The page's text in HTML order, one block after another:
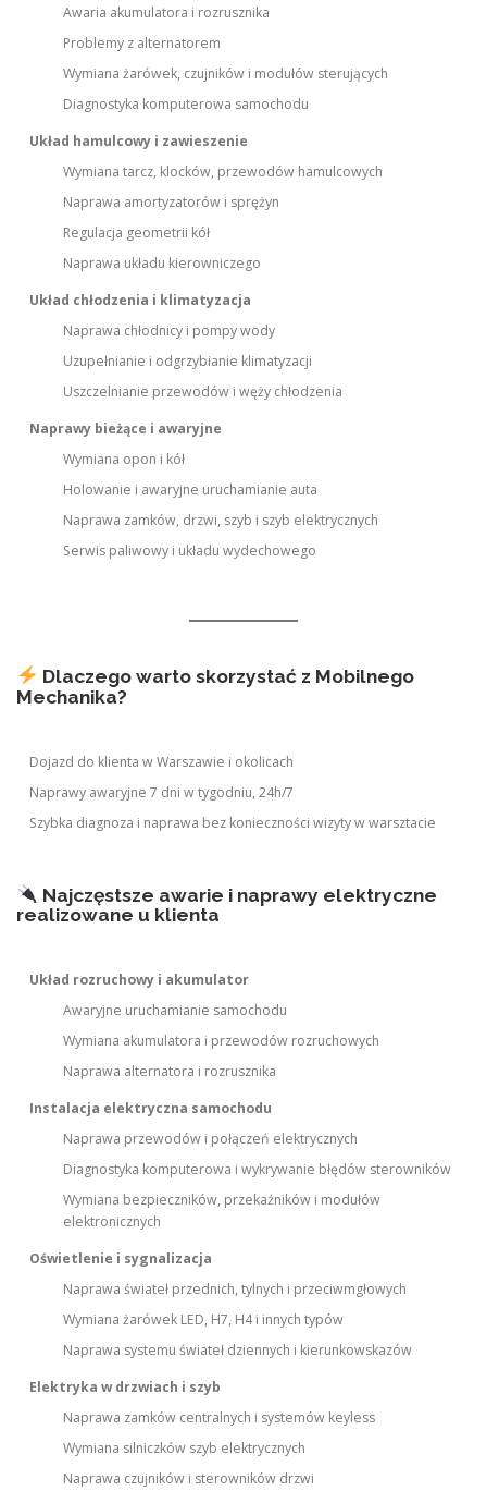
Awaria akumulatora i rozrusznika
Problemy z alternatorem
Wymiana żarówek, czujników i modułów sterujących
Diagnostyka komputerowa samochodu
Układ hamulcowy i zawieszenie
Wymiana tarcz, klocków, przewodów hamulcowych
Naprawa amortyzatorów i sprężyn
Regulacja geometrii kół
Naprawa układu kierowniczego
Układ chłodzenia i klimatyzacja
Naprawa chłodnicy i pompy wody
Uzupełnianie i odgrzybianie klimatyzacji
Uszczelnianie przewodów i węży chłodzenia
Naprawy bieżące i awaryjne
Wymiana opon i kół
Holowanie i awaryjne uruchamianie auta
Naprawa zamków, drzwi, szyb i szyb elektrycznych
Serwis paliwowy i układu wydechowego
Dlaczego warto skorzystać z Mobilnego
Mechanika?
Dojazd do klienta w Warszawie i okolicach
Naprawy awaryjne 7 dni w tygodniu, 24h/7
Szybka diagnoza i naprawa bez konieczności wizyty w warsztacie
Najczęstsze awarie i naprawy elektryczne
realizowane u klienta
Układ rozruchowy i akumulator
Awaryjne uruchamianie samochodu
Wymiana akumulatora i przewodów rozruchowych
Naprawa alternatora i rozrusznika
Instalacja elektryczna samochodu
Naprawa przewodów i połączeń elektrycznych
Diagnostyka komputerowa i wykrywanie błędów sterowników
Wymiana bezpieczników, przekaźników i modułów
elektronicznych
Oświetlenie i sygnalizacja
Naprawa świateł przednich, tylnych i przeciwmgłowych
Wymiana żarówek LED, H7, H4 i innych typów
Naprawa systemu świateł dziennych i kierunkowskazów
Elektryka w drzwiach i szyb
Naprawa zamków centralnych i systemów keyless
Wymiana silniczków szyb elektrycznych
Naprawa czujników i sterowników drzwi